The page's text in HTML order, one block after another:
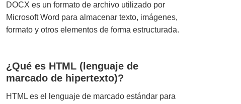
DOCX es un formato de archivo utilizado por
Microsoft Word para almacenar texto, imágenes,
formato y otros elementos de forma estructurada.
¿Qué es HTML (lenguaje de
marcado de hipertexto)?
HTML es el lenguaje de marcado estándar para